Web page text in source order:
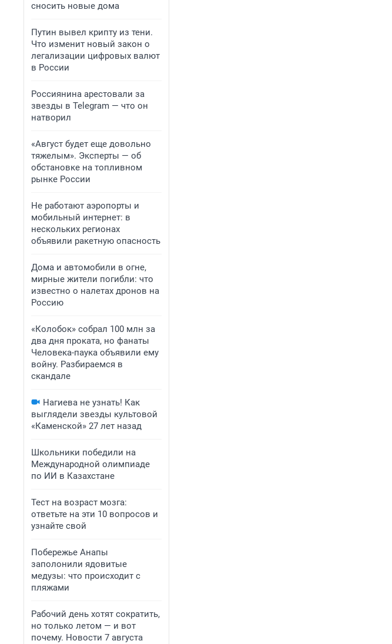
сносить новые дома
Путин вывел крипту из тени.
Что изменит новый закон о
легализации цифровых валют
в России
Россиянина арестовали за
звезды в Telegram — что он
натворил
«Август будет еще довольно
тяжелым». Эксперты — об
обстановке на топливном
рынке России
Не работают аэропорты и
мобильный интернет: в
нескольких регионах
объявили ракетную опасность
Дома и автомобили в огне,
мирные жители погибли: что
известно о налетах дронов на
Россию
«Колобок» собрал 100 млн за
два дня проката, но фанаты
Человека-паука объявили ему
войну. Разбираемся в
скандале
Нагиева не узнать! Как
выглядели звезды культовой
«Каменской» 27 лет назад
Школьники победили на
Международной олимпиаде
по ИИ в Казахстане
Тест на возраст мозга:
ответьте на эти 10 вопросов и
узнайте свой
Побережье Анапы
заполонили ядовитые
медузы: что происходит с
пляжами
Рабочий день хотят сократить,
но только летом — и вот
почему. Новости 7 августа